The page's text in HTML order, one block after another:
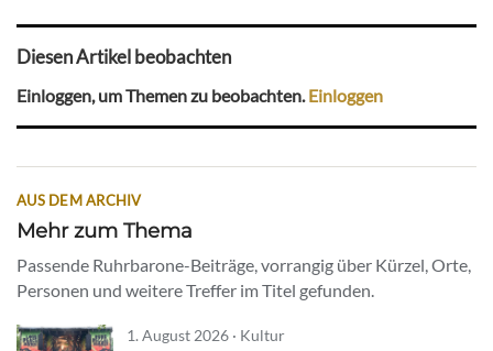
Diesen Artikel beobachten
Einloggen, um Themen zu beobachten.Einloggen
AUS DEM ARCHIV
Mehr zum Thema
Passende Ruhrbarone-Beiträge, vorrangig über Kürzel, Orte,
Personen und weitere Treffer im Titel gefunden.
1. August 2026 · Kultur